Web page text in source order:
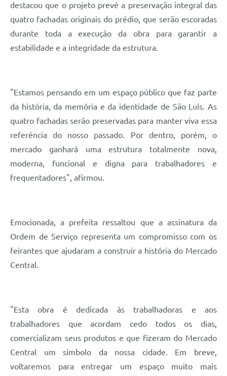
destacou que o projeto prevê a preservação integral das
quatro fachadas originais do prédio, que serão escoradas
durante toda a execução da obra para garantir a
estabilidade e a integridade da estrutura.
"Estamos pensando em um espaço público que faz parte
da história, da memória e da identidade de São Luís. As
quatro fachadas serão preservadas para manter viva essa
referência do nosso passado. Por dentro, porém, o
mercado ganhará uma estrutura totalmente nova,
moderna, funcional e digna para trabalhadores e
frequentadores", afirmou.
Emocionada, a prefeita ressaltou que a assinatura da
Ordem de Serviço representa um compromisso com os
feirantes que ajudaram a construir a história do Mercado
Central.
"Esta obra é dedicada às trabalhadoras e aos
trabalhadores que acordam cedo todos os dias,
comercializam seus produtos e que fizeram do Mercado
Central um símbolo da nossa cidade. Em breve,
voltaremos para entregar um espaço muito mais